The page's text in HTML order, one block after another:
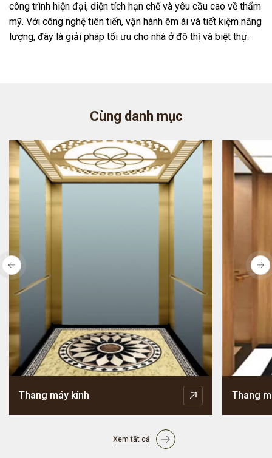
công trình hiện đại, diện tích hạn chế và yêu cầu cao về thẩm
mỹ. Với công nghệ tiên tiến, vận hành êm ái và tiết kiệm năng
lượng, đây là giải pháp tối ưu cho nhà ở đô thị và biệt thự.
Cùng danh mục
Thang máy kính Thang
Xem tất cả